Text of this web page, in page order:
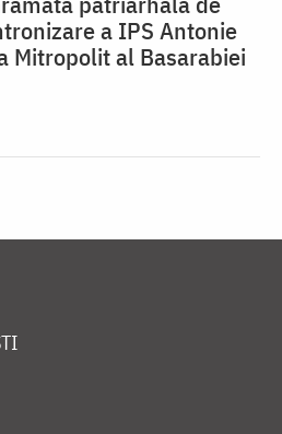
a IPS Antonie
Mitropolit al Basarabiei